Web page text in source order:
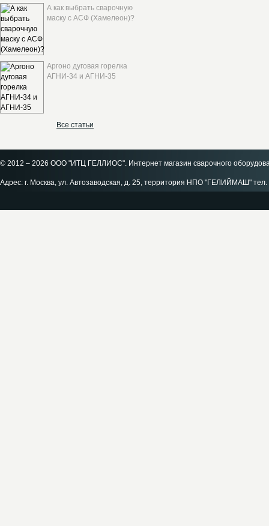
А как выбрать сварочную
маску с АСФ (Хамелеон)?
Аргоно дуговая горелка
АГНИ-34 и АГНИ-35
Все статьи
© 2012 – 2026 ООО "ИТЦ ГЕЛЛИОС". Интернет магазин сварочного
Адрес: г. Москва, ул. Автозаводская, д. 25, территория НПО "ГЕЛИЙМАШ"